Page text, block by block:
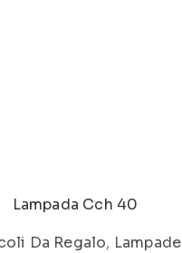
Lampada Cch 40
Da Regalo, Lampade